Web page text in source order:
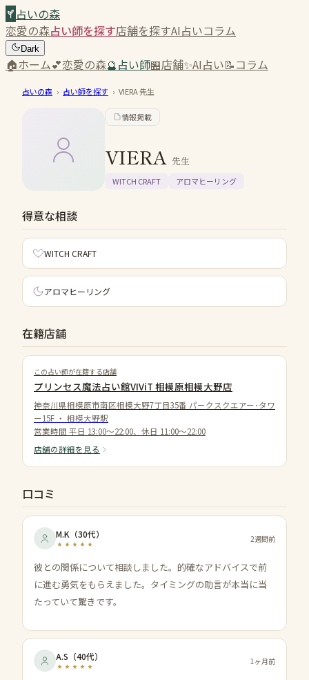
占いの森
恋愛の森占い師を探す店舗を探すAI占いコラム
Dark
🏠ホーム💕恋愛の森🔮占い師🏪店舗✨AI占い📝コラム
占いの森 › 占い師を探す › VIERA先生
情報掲載
VIERA 先生
WITCH CRAFT アロマヒーリング
得意な相談
WITCH CRAFT
アロマヒーリング
在籍店舗
この占い師が在籍する店舗
プリンセス魔法占い館VIViT 相模原相模大野店
神奈川県相模原市南区相模大野7丁目35番 パークスクエアー･タワ
ー15F ・ 相模大野駅
営業時間 平日 13:00〜22:00、休日 11:00〜22:00
店舗の詳細を見る
口コミ
M.K （30代） 2週間前
彼との関係について相談しました。的確なアドバイスで前
に進む勇気をもらえました。タイミングの助言が本当に当
たっていて驚きです。
A.S （40代） 1ヶ月前